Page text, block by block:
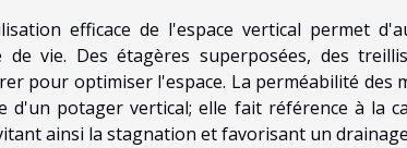
efficace de l'espace vertical permet
de vie. Des étagères superposées, des
pour optimiser l'espace. La perméabilité des
d'un potager vertical; elle fait référence à la
ainsi la stagnation et favorisant un